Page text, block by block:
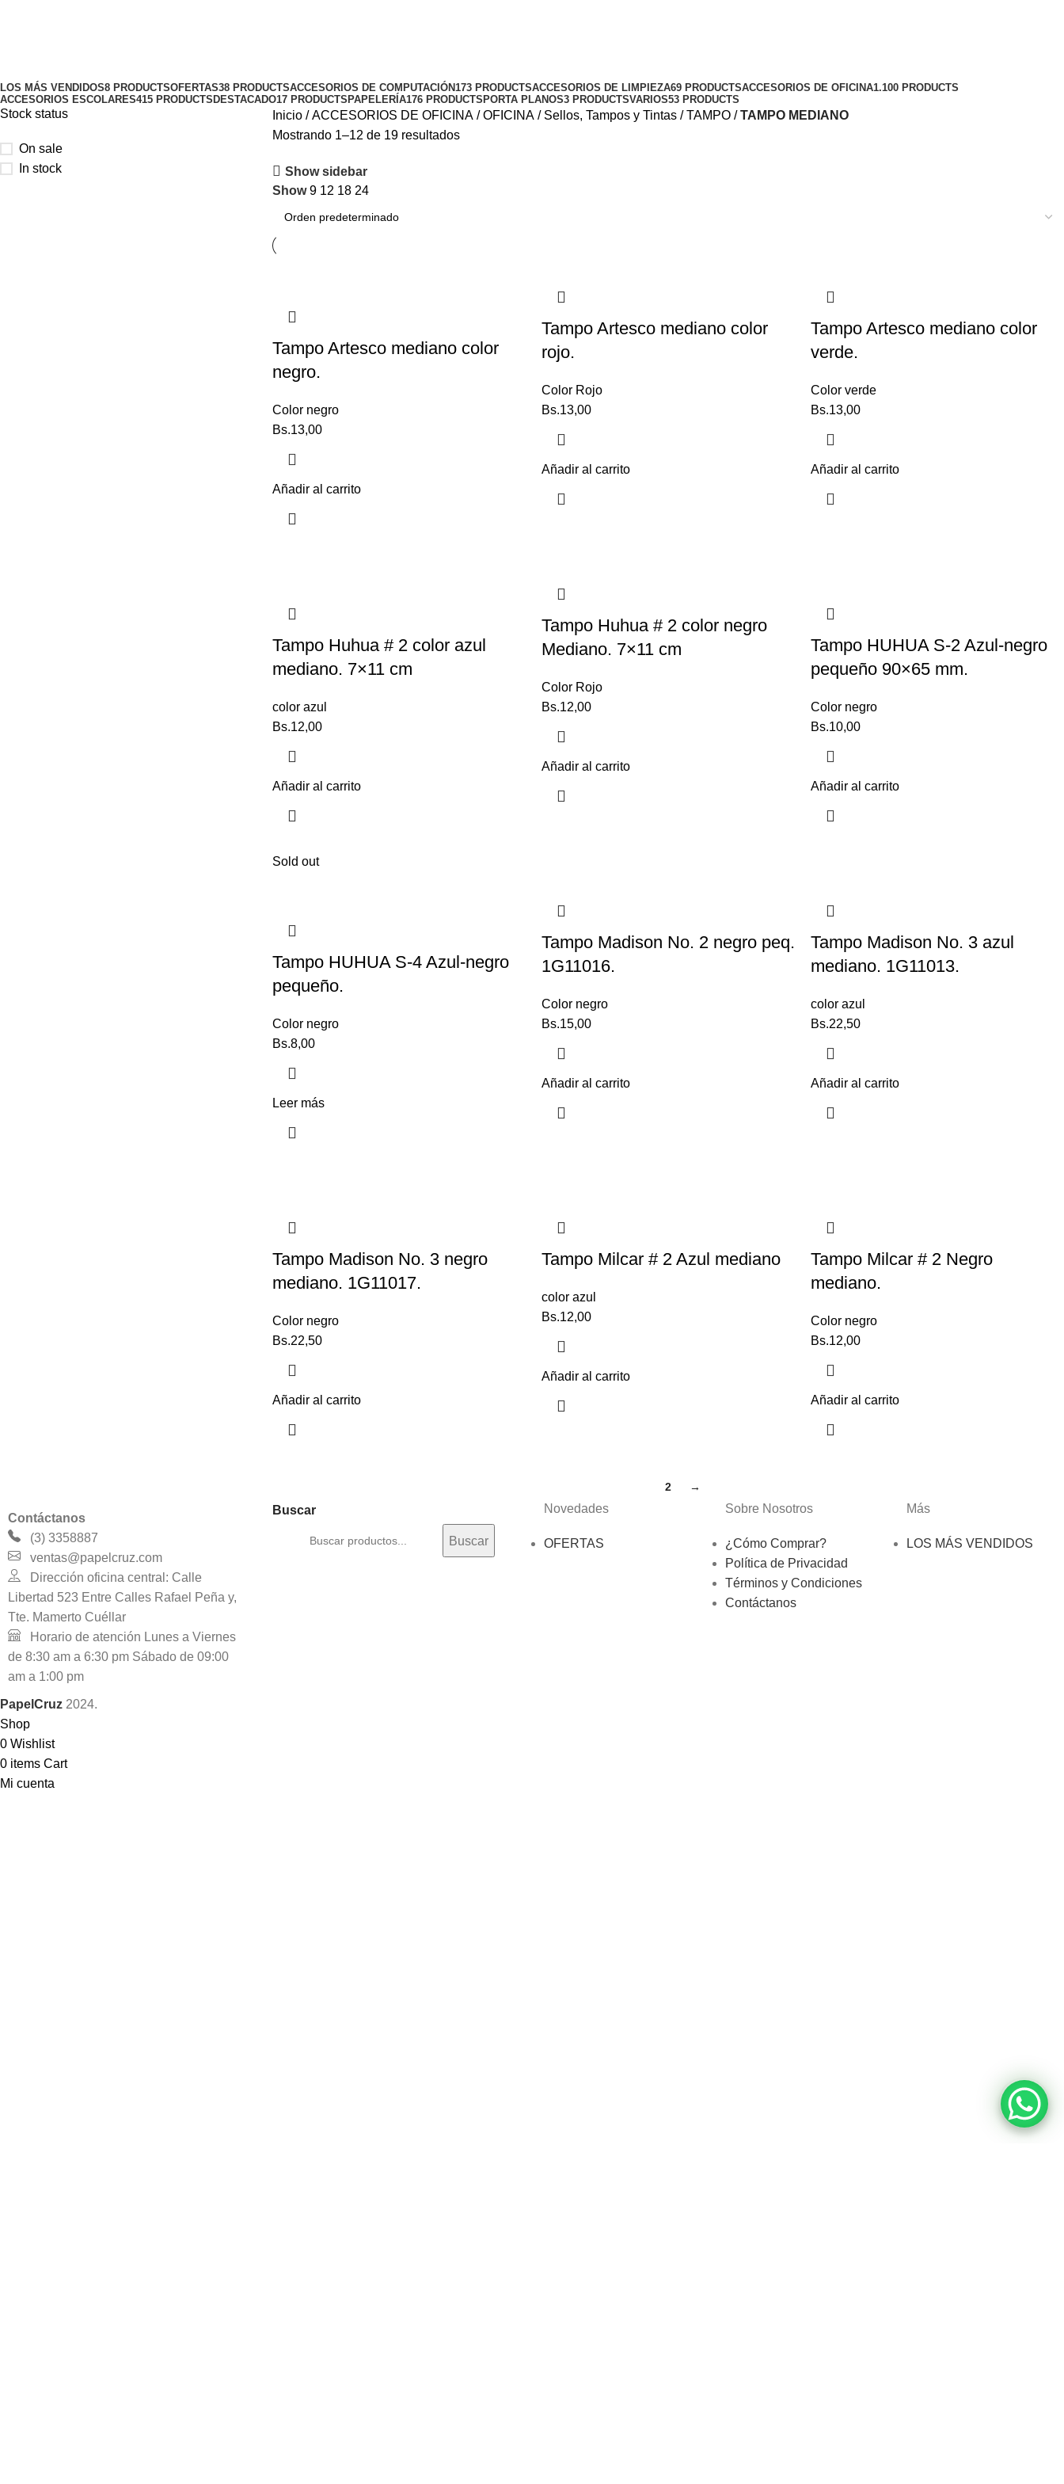
LOS MÁS VENDIDOS8 PRODUCTSOFERTAS38 PRODUCTSACCESORIOS DE COMPUTACIÓN173 PRODUCTSACCESORIOS DE LIMPIEZA69 PRODUCTSACCESORIOS DE OFICINA1.100 PRODUCTS
ACCESORIOS ESCOLARES415 PRODUCTS DESTACADO17 PRODUCTS PAPELERÍA176 PRODUCTS PORTA PLANOS3 PRODUCTSVARIOS53 PRODUCTS
Stock status
On sale
In stock
Inicio ACCESORIOS DE OFICINA OFICINA Sellos, Tampos y Tintas TAMPO
TAMPO MEDIANO
Mostrando 1–12 de 19 resultados
Show sidebar
Show9 12 18 24
Tampo Artesco mediano color
negro.
Color negro
Bs.13,00
Añadir al carrito
Tampo Artesco mediano color
rojo.
Color Rojo
Bs.13,00
Añadir al carrito
Tampo Artesco mediano color
verde.
Color verde
Bs.13,00
Añadir al carrito
Tampo Huhua # 2 color azul
mediano. 7×11 cm
color azul
Bs.12,00
Añadir al carrito
Tampo Huhua # 2 color negro
Mediano. 7×11 cm
Color Rojo
Bs.12,00
Añadir al carrito
Tampo HUHUA S-2 Azul-negro
pequeño 90×65 mm.
Color negro
Bs.10,00
Añadir al carrito
Sold out
Tampo HUHUA S-4 Azul-negro
pequeño.
Color negro
Bs.8,00
Leer más
Tampo Madison No. 2 negro peq.
1G11016.
Color negro
Bs.15,00
Añadir al carrito
Tampo Madison No. 3 azul
mediano. 1G11013.
color azul
Bs.22,50
Añadir al carrito
Tampo Madison No. 3 negro
mediano. 1G11017.
Color negro
Bs.22,50
Añadir al carrito
Tampo Milcar # 2 Azul mediano
color azul
Bs.12,00
Añadir al carrito
Tampo Milcar # 2 Negro
mediano.
Color negro
Bs.12,00
Añadir al carrito
2 →
Contáctanos
(3) 3358887
ventas@papelcruz.com
Dirección oficina central: Calle
Libertad 523 Entre Calles Rafael Peña y,
Tte. Mamerto Cuéllar
Horario de atención Lunes a Viernes
de 8:30 am a 6:30 pm Sábado de 09:00
am a 1:00 pm
Buscar
Buscar
Novedades
OFERTAS
Sobre Nosotros
¿Cómo Comprar?
Política de Privacidad
Términos y Condiciones
Contáctanos
Más
LOS MÁS VENDIDOS
PapelCruz 2024.
Shop
0 Wishlist
0 items Cart
Mi cuenta